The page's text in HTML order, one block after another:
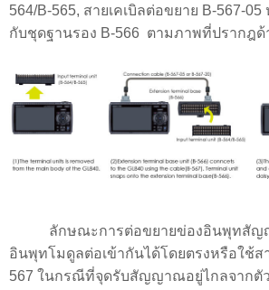
564/B-565, สายเคเบิลต่อขยาย B-567-
กับชุดฐานรอง B-566 ตามภาพที่ปรากฎด้
ลักษณะการต่อขยายข่องอินพุทสัญญ
อินพุทโมดูลต่อเข้ากันได้โดยตรงหรือใช้ส
567 ในกรณีที่จุดรับสัญญาณอยู่ไกลจากตัว